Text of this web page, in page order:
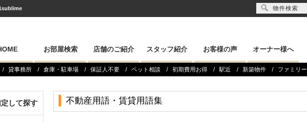
お部屋検索 店舗のご紹介 スタッフ紹介 お客様の声 オーナー様へ
貸事務所 倉庫・駐車場 保証人不要 ペット相談 初期費用お得 駅近 新築物件 ファミリー
して探す
物件検索